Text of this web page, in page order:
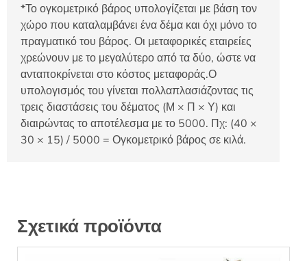
*Το ογκομετρικό βάρος υπολογίζεται με βάση τον
χώρο που καταλαμβάνει ένα δέμα και όχι μόνο το
πραγματικό του βάρος. Οι μεταφορικές εταιρείες
χρεώνουν με το μεγαλύτερο από τα δύο, ώστε να
ανταποκρίνεται στο κόστος μεταφοράς.Ο
υπολογισμός του γίνεται πολλαπλασιάζοντας τις
τρεις διαστάσεις του δέματος (Μ × Π × Υ) και
διαιρώντας το αποτέλεσμα με το 5000. Πχ: (40 ×
30 × 15) / 5000 = Ογκομετρικό βάρος σε κιλά.
Σχετικά προϊόντα